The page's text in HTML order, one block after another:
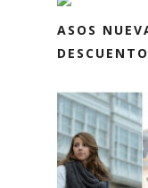
ASOS
DESCUENTO